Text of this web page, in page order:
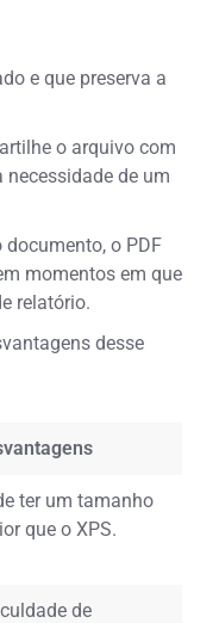
e que preserva a
o arquivo com
de um
o PDF
momentos em que
relatório.
desse
ter um tamanho
que o XPS.
de